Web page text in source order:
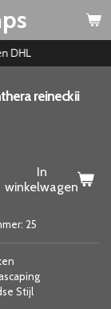
DHL
reineckii
In
winkelwagen
25
Stijl